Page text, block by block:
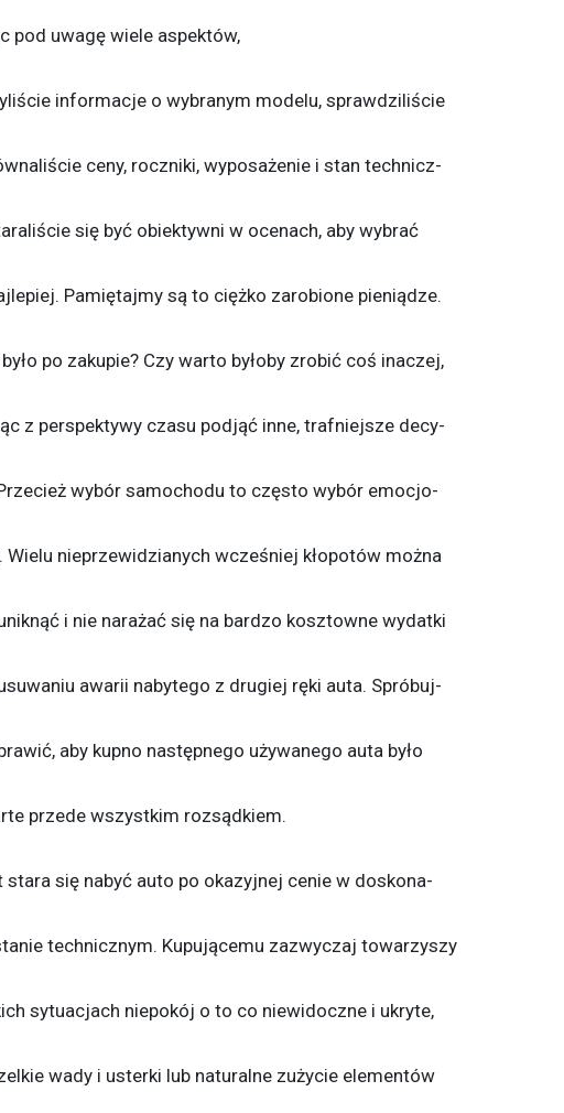
pod uwagę wiele aspektów,
informacje o wybranym modelu, sprawdziliście
ceny, roczniki, wyposażenie i stan technicz-
się być obiektywni w ocenach, aby wybrać
Pamiętajmy są to ciężko zarobione pieniądze.
po zakupie? Czy warto byłoby zrobić coś inaczej,
z perspektywy czasu podjąć inne, trafniejsze decy-
wybór samochodu to często wybór emocjo-
Wielu nieprzewidzianych wcześniej kłopotów można
i nie narażać się na bardzo kosztowne wydatki
awarii nabytego z drugiej ręki auta. Spróbuj-
aby kupno następnego używanego auta było
przede wszystkim rozsądkiem.
stara się nabyć auto po okazyjnej cenie w doskona-
technicznym. Kupującemu zazwyczaj towarzyszy
sytuacjach niepokój o to co niewidoczne i ukryte,
wady i usterki lub naturalne zużycie elementów